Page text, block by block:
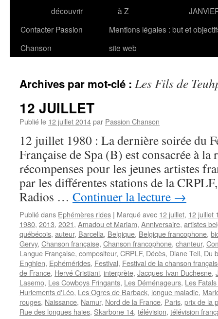
découvrir
à Z
Contacter Passion
Chanson
Mentions légales : but et
site web
Archives par mot-clé : Les Fils de
12 JUILLET
Publié le 12 juillet 2014par Passion Chanson
12 juillet 1980 : La dernière soirée du
Française de Spa (B) est consacrée à la
récompenses pour les jeunes artistes
par les différentes stations de la
Radios … Continuer la lecture →
Publié dans Ephémères rides | Marqué avec 12 juillet, 12 juillet
1980, 2013, 2021, Amadou et Mariam, Anniversaire, artistes
québécois, auteur, Barcella, Belgique, Belgique francophone,
Gervy, Chanson française, Chanson francophone, chanteur,
Langue Française, compositeur, CRPLF, Décès, Diane Tell, Du
Enghien, Ephémérides, Festival, Festival de la chanson
de France, Hervé Cristiani, interprète, Jacques-Ivan Duchesne,
Lasemo, Les Cowboys Fringants, Les Déménageurs, Les
Hurlements d'Léo, Les Ogres de Barback, longue maladie,
rouges, Naissance, Namur, Nord de la France, Paris, prix de la
Rue des longues haies, Skarbone 14, télévision, télévision